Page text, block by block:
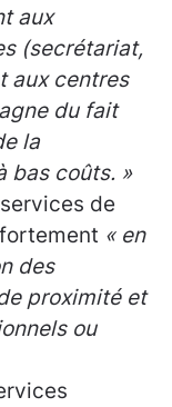
aux
(secrétariat,
aux centres
du fait
la
bas coûts. »
de
« en
des
proximité et
ou